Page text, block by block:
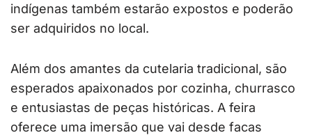
indígenas também estarão expostos e poderão
ser adquiridos no local.
Além dos amantes da cutelaria tradicional, são
esperados apaixonados por cozinha, churrasco
e entusiastas de peças históricas. A feira
oferece uma imersão que vai desde facas